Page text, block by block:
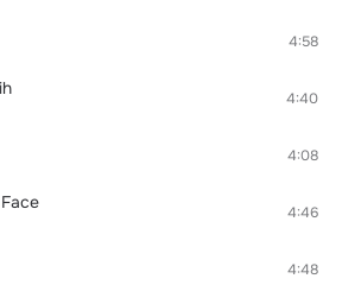
4:58
4:40
4:08
4:46
4:48